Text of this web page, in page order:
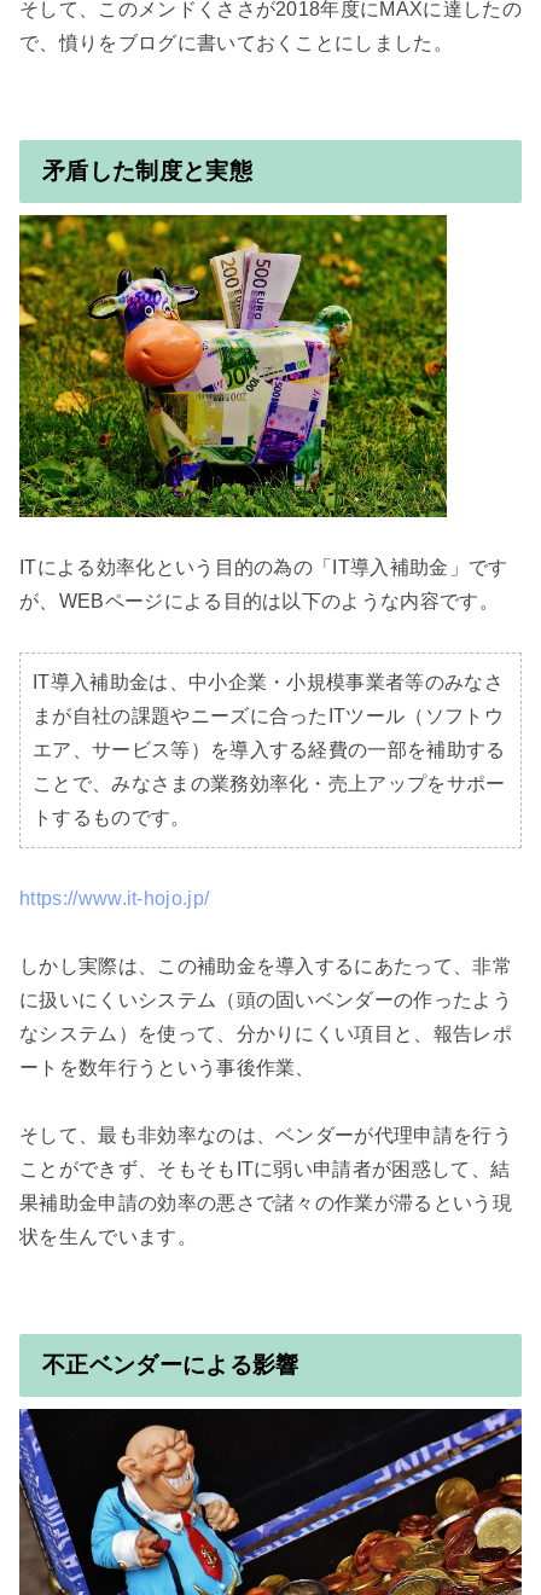
そして、このメンドくささが2018年度にMAXに達したの
で、憤りをブログに書いておくことにしました。
矛盾した制度と実態
ITによる効率化という目的の為の「IT導入補助金」です
が、WEBページによる目的は以下のような内容です。
IT導入補助金は、中小企業・小規模事業者等のみなさ
まが自社の課題やニーズに合ったITツール（ソフトウ
エア、サービス等）を導入する経費の一部を補助する
ことで、みなさまの業務効率化・売上アップをサポー
トするものです。
https://www.it-hojo.jp/
しかし実際は、この補助金を導入するにあたって、非常
に扱いにくいシステム（頭の固いベンダーの作ったよう
なシステム）を使って、分かりにくい項目と、報告レポ
ートを数年行うという事後作業、
そして、最も非効率なのは、ベンダーが代理申請を行う
ことができず、そもそもITに弱い申請者が困惑して、結
果補助金申請の効率の悪さで諸々の作業が滞るという現
状を生んでいます。
不正ベンダーによる影響